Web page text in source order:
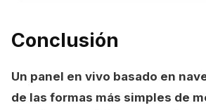
Conclusión
Un panel en vivo basado en
de las formas más simples de